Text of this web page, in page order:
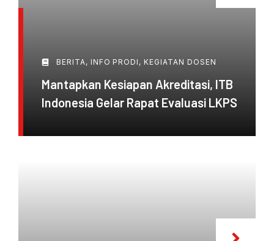
BERITA, INFO PRODI , KEGIATAN DOSEN
Mantapkan Kesiapan Akreditasi, ITB
Indonesia Gelar Rapat Evaluasi LKPS